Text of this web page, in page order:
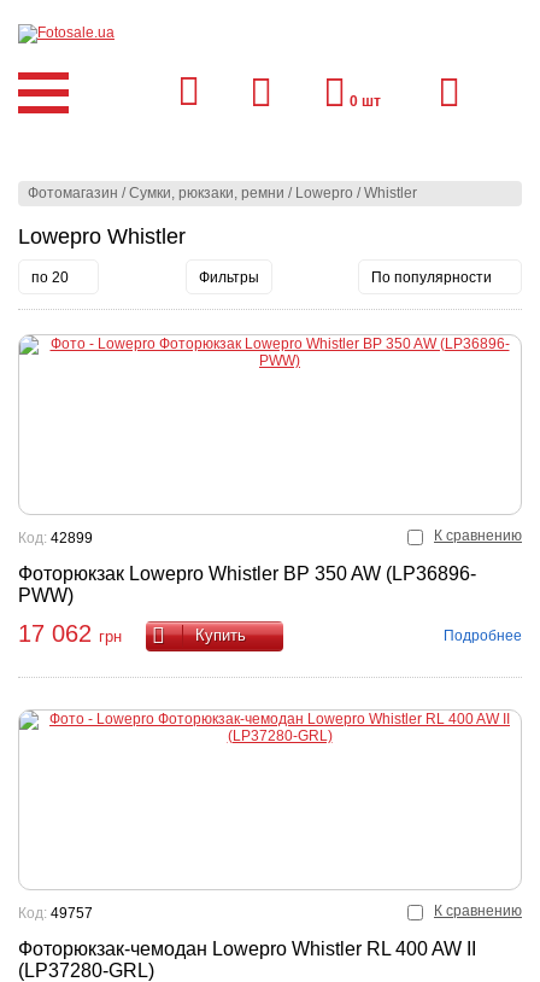
Фотомагазин /Сумки, рюкзаки, ремни / Lowepro /Whistler
Lowepro Whistler
по 20 Фильтры По популярности
К сравнению
Фоторюкзак Lowepro Whistler BP 350 AW (LP36896-
PWW)
Код: 42899
17 062 грн Купить Подробнее
К сравнению
Фоторюкзак-чемодан Lowepro Whistler RL 400 AW II
(LP37280-GRL)
Код: 49757
0 шт